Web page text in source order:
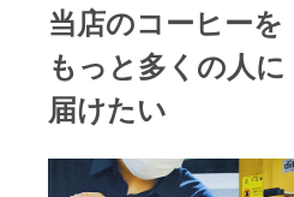
当店のコーヒーを
もっと多くの人に
届けたい